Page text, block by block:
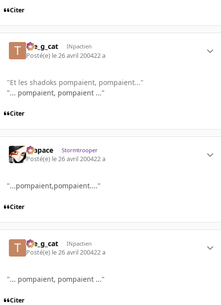
Citer
the_g_cat INpactien
Posté(e) le 26 avril 200422 a
"Et les shadoks pompaient, pompaient..."
"... pompaient, pompaient ..."
Citer
Krapace Stormtrooper
Posté(e) le 26 avril 200422 a
"...pompaient,pompaient...."
Citer
the_g_cat INpactien
Posté(e) le 26 avril 200422 a
"... pompaient, pompaient ..."
Citer